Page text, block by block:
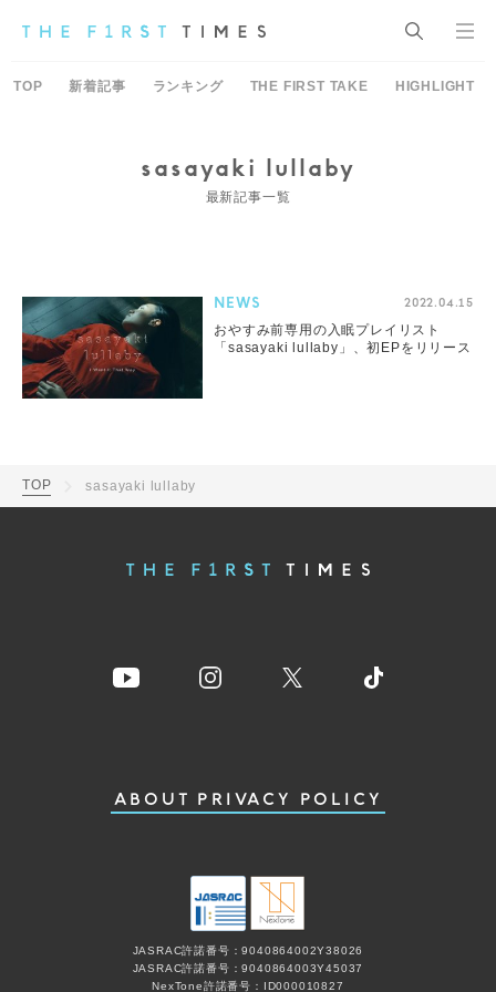
TOP 新着記事 ランキング THE FIRST TAKE HIGHLIGHT
sasayaki lullaby
最新記事一覧
NEWS 2022.04.15
おやすみ前専用の入眠プレイリスト
「sasayaki lullaby」、初EPをリリース
TOP sasayaki lullaby
ABOUT PRIVACY POLICY
JASRAC許諾番号：9040864002Y38026
JASRAC許諾番号：9040864003Y45037
NexTone許諾番号：ID000010827